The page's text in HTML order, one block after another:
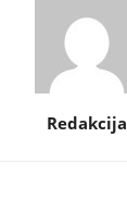
Redakcija